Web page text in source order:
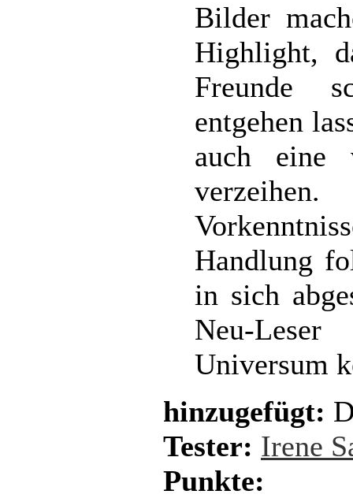
Bilder
Highlight,
Freunde
entgehen
auch eine
Handlung
in sich
Neu-
Universum
hinzugefügt:
Tester: Irene
Punkte: